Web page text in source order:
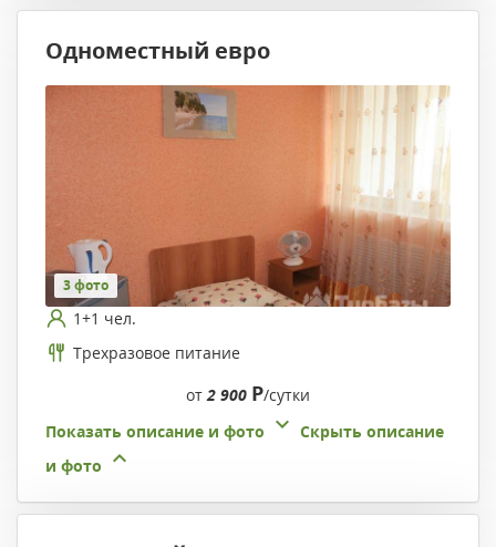
Одноместный евро
3 фото
1+1 чел.
Трехразовое питание
от2 900 Р/сутки
Показать описание и фото
Скрыть описание
и фото